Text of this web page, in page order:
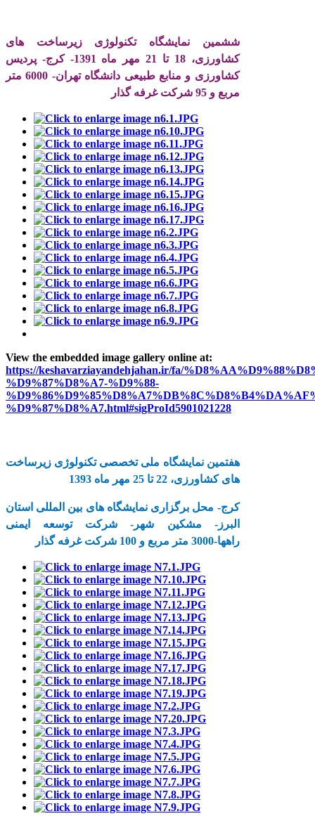
ششمین نمایشگاه تکنولوژی زیرساخت های
کشاورزی، 18 تا 21 مهر ماه 1391- کرج- پردیس
کشاورزی و منابع طبیعی دانشگاه تهران- 6000 متر
مربع و 95 شرکت غرفه گذار
View the embedded image gallery online at:
https://keshavarziayandehjahan.ir/fa/
%D9%87%D8%A7-%D9%88-
%D9%87%D8%A7.html#sigProId5901021228
هفتمین نمایشگاه ملی تخصصی تکنولوژی زیرساخت
های کشاورزی، 22 تا 25 مهر ماه 1393
کرج- محل برگزاری نمایشگاه های بین المللی استان
البرز- مشکین شهر- شرکت توسعه ایمنی
راهها-3000 متر مربع و 100 شرکت غرفه گذار